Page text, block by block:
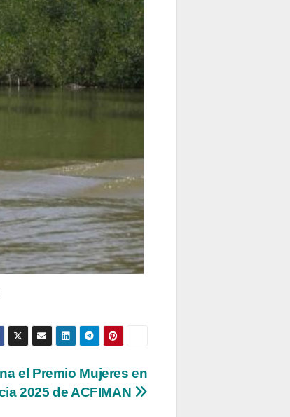
el Premio Mujeres en
2025 de ACFIMAN